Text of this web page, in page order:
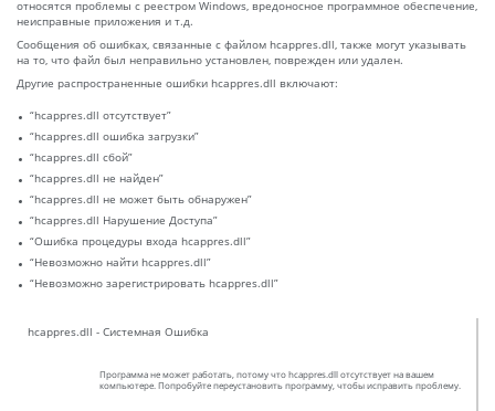
относятся проблемы с реестром Windows, вредоносное программное обеспечение,
неисправные приложения и т.д.
Сообщения об ошибках, связанные с файлом hcappres.dll, также могут указывать
на то, что файл был неправильно установлен, поврежден или удален.
Другие распространенные ошибки hcappres.dll включают:
“hcappres.dll отсутствует”
“hcappres.dll ошибка загрузки”
“hcappres.dll сбой”
“hcappres.dll не найден”
“hcappres.dll не может быть обнаружен”
“hcappres.dll Нарушение Доступа”
“Ошибка процедуры входа hcappres.dll”
“Невозможно найти hcappres.dll”
“Невозможно зарегистрировать hcappres.dll”
hcappres.dll - Системная Ошибка
Программа не может работать, потому что hcappres.dll отсутствует на вашем
компьютере. Попробуйте переустановить программу, чтобы исправить проблему.